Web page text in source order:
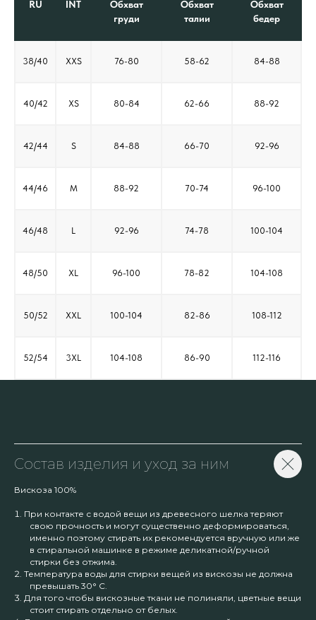
RU INT
Обхват
груди
Обхват
талии
Обхват
бедер
38/40 XXS 76-80 58-62 84-88
40/42 XS 80-84 62-66 88-92
42/44 S 84-88 66-70 92-96
44/46 M 88-92 70-74 96-100
46/48 L 92-96 74-78 100-104
48/50 XL 96-100 78-82 104-108
50/52 XXL 100-104 82-86 108-112
52/54 3XL 104-108 86-90 112-116
Состав изделия и уход за ним
Вискоза 100%
При контакте с водой вещи из древесного шелка теряют
свою прочность и могут существенно деформироваться,
именно поэтому стирать их рекомендуется вручную или же
в стиральной машинке в режиме деликатной/ручной
стирки без отжима.
Температура воды для стирки вещей из вискозы не должна
превышать 30° С.
Для того чтобы вискозные ткани не полиняли, цветные вещи
стоит стирать отдельно от белых.